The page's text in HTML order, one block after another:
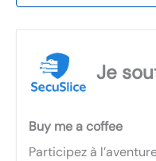
Je
Buy me a coffee
Participez à